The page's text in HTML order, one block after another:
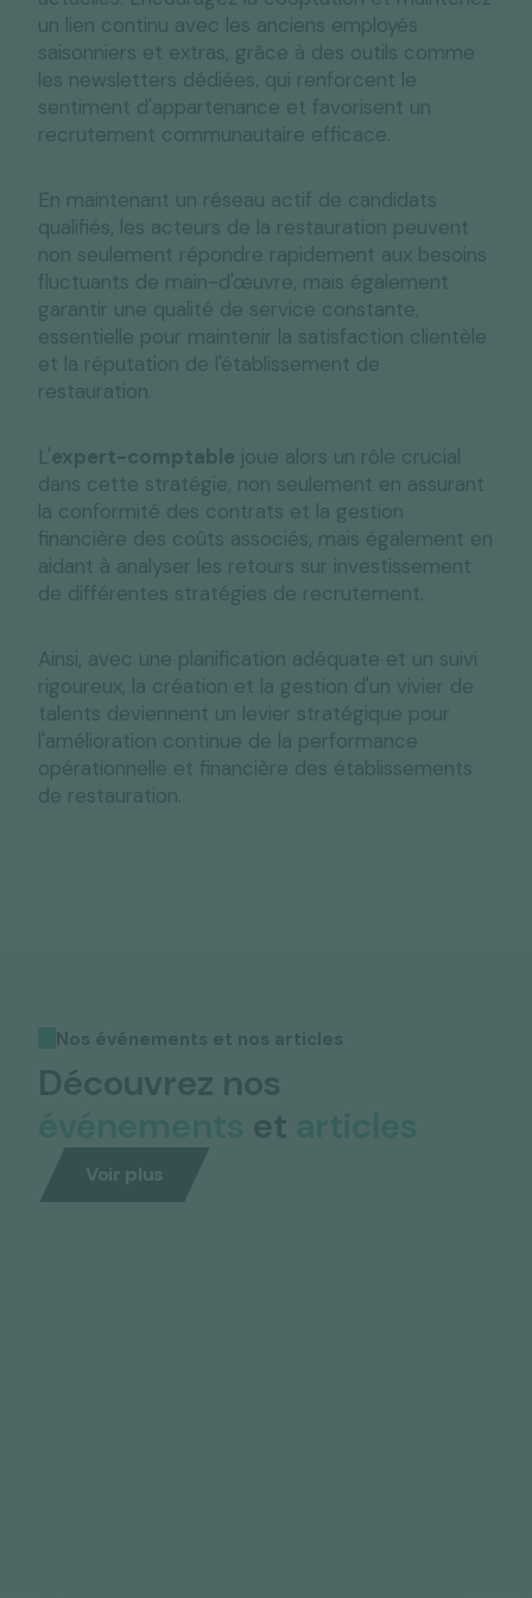
un lien continu avec les anciens employés
saisonniers et extras, grâce à des outils comme
les newsletters dédiées, qui renforcent le
sentiment d'appartenance et favorisent un
recrutement communautaire efficace.
En maintenant un réseau actif de candidats
qualifiés, les acteurs de la restauration peuvent
non seulement répondre rapidement aux besoins
fluctuants de main-d'œuvre, mais également
garantir une qualité de service constante,
essentielle pour maintenir la satisfaction clientèle
et la réputation de l'établissement de
restauration.
L'expert-comptable joue alors un rôle crucial
dans cette stratégie, non seulement en assurant
la conformité des contrats et la gestion
financière des coûts associés, mais également en
aidant à analyser les retours sur investissement
de différentes stratégies de recrutement.
Ainsi, avec une planification adéquate et un suivi
rigoureux, la création et la gestion d'un vivier de
talents deviennent un levier stratégique pour
l'amélioration continue de la performance
opérationnelle et financière des établissements
de restauration.
Nos événements et nos articles
Découvrez nos
et
Voir plus